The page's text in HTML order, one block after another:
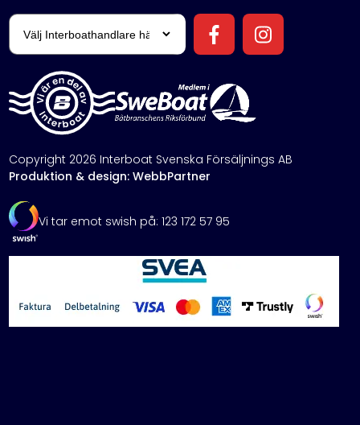
Copyright 2026 Interboat Svenska Försäljnings AB
Produktion & design: WebbPartner
Vi tar emot swish på: 123 172 57 95